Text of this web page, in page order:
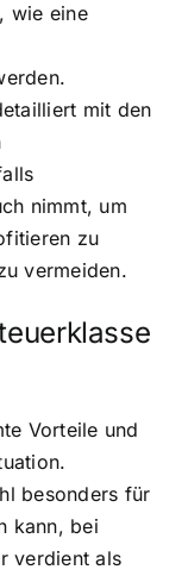
wie eine
mit den
nimmt, um
zu
vermeiden.
Vorteile und
besonders für
kann, bei
verdient als